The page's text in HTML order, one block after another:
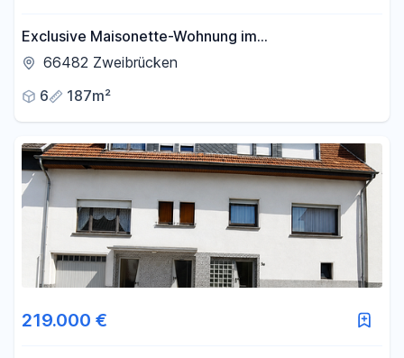
Exclusive Maisonette-Wohnung im
Beckerswäldchen
66482 Zweibrücken
6
187m²
219.000 €